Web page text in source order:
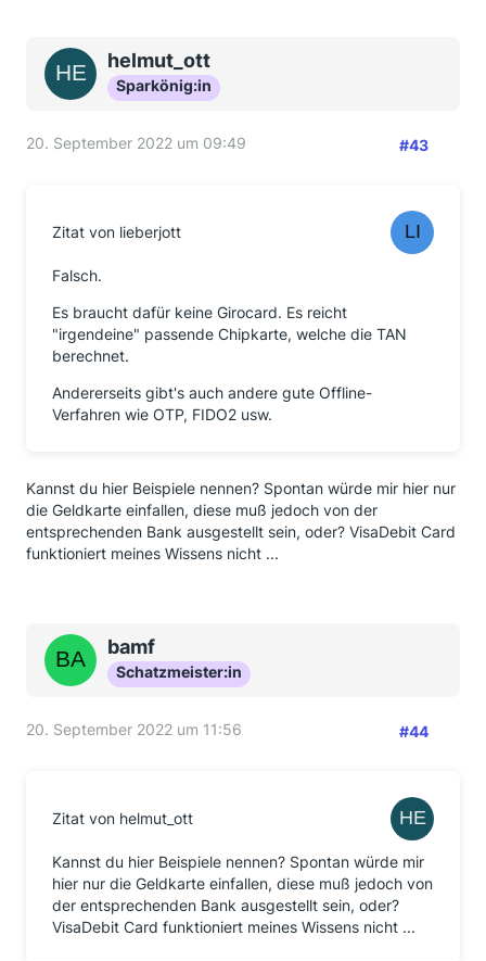
helmut_ott
Sparkönig:in
20. September 2022 um 09:49 #43
Zitat von lieberjott
Falsch.
Es braucht dafür keine Girocard. Es reicht
"irgendeine" passende Chipkarte, welche die TAN
berechnet.
Andererseits gibt's auch andere gute Offline-
Verfahren wie OTP, FIDO2 usw.
Kannst du hier Beispiele nennen? Spontan würde mir hier nur
die Geldkarte einfallen, diese muß jedoch von der
entsprechenden Bank ausgestellt sein, oder? VisaDebit Card
funktioniert meines Wissens nicht ...
bamf
Schatzmeister:in
20. September 2022 um 11:56 #44
Zitat von helmut_ott
Kannst du hier Beispiele nennen? Spontan würde mir
hier nur die Geldkarte einfallen, diese muß jedoch von
der entsprechenden Bank ausgestellt sein, oder?
VisaDebit Card funktioniert meines Wissens nicht ...